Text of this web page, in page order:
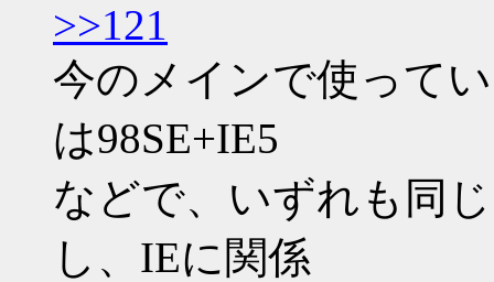
>>121
今のメインで使って
は98SE+IE5
などで、いずれも同
し、IEに関係